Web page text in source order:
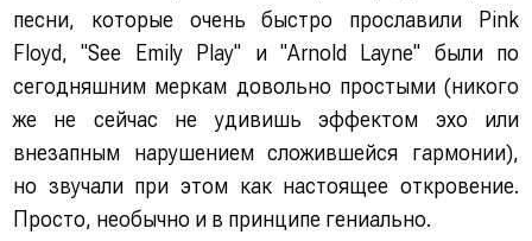
песни, которые очень быстро прославили Pink
Floyd, "See Emily Play" и "Arnold Layne" были по
сегодняшним меркам довольно простыми (никого
же не сейчас не удивишь эффектом эхо или
внезапным нарушением сложившейся гармонии),
но звучали при этом как настоящее откровение.
Просто, необычно и в принципе гениально.